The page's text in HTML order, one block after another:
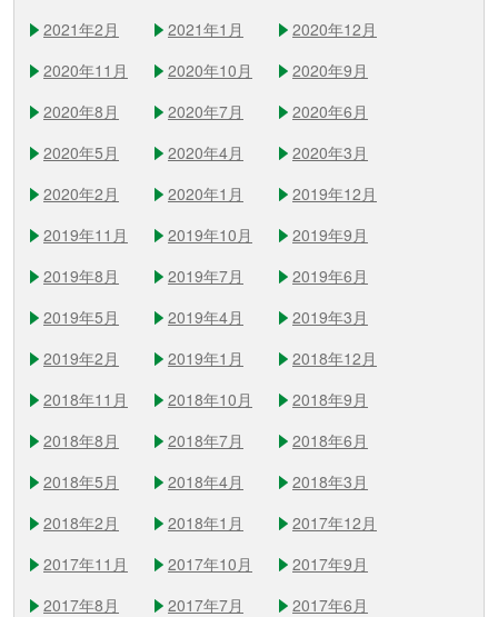
2021年2月
2021年1月
2020年12月
2020年11月
2020年10月
2020年9月
2020年8月
2020年7月
2020年6月
2020年5月
2020年4月
2020年3月
2020年2月
2020年1月
2019年12月
2019年11月
2019年10月
2019年9月
2019年8月
2019年7月
2019年6月
2019年5月
2019年4月
2019年3月
2019年2月
2019年1月
2018年12月
2018年11月
2018年10月
2018年9月
2018年8月
2018年7月
2018年6月
2018年5月
2018年4月
2018年3月
2018年2月
2018年1月
2017年12月
2017年11月
2017年10月
2017年9月
2017年8月
2017年7月
2017年6月